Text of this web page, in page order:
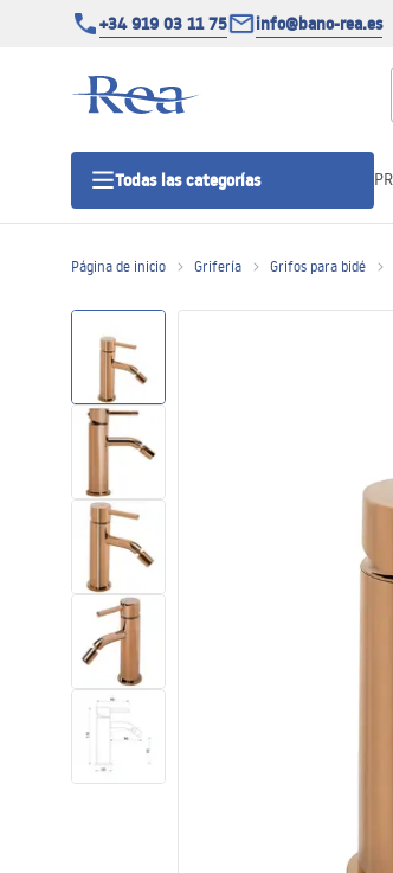
+34 919 03 11 75 info@bano-rea.es
Todas las categorías
Drenajes lineales
Inodoro, Bidé
Bañeras y mamparas
Grifería
Página de inicio Grifería Grifos para bidé